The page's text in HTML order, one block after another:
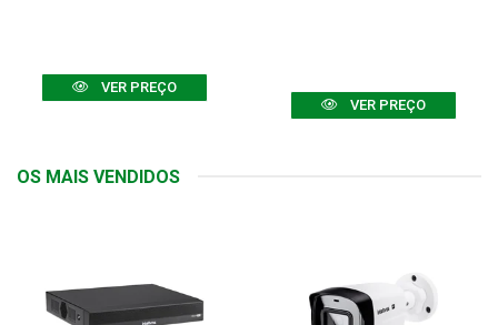
VER PREÇO
VER PREÇO
OS MAIS VENDIDOS